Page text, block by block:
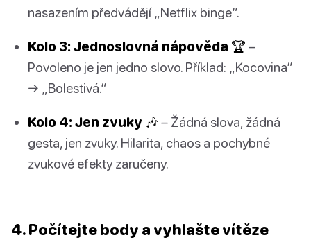
nasazením předvádějí „Netflix binge“.
Kolo 3: Jednoslovná nápověda 🏆 –
Povoleno je jen jedno slovo. Příklad: „Kocovina“
→ „Bolestivá.“
Kolo 4: Jen zvuky 🎶 – Žádná slova, žádná
gesta, jen zvuky. Hilarita, chaos a pochybné
zvukové efekty zaručeny.
4. Počítejte body a vyhlašte vítěze